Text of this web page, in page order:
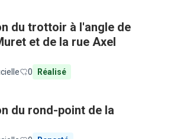
du trottoir à l'angle de
et de la rue Axel
0 Réalisé
du rond-point de la